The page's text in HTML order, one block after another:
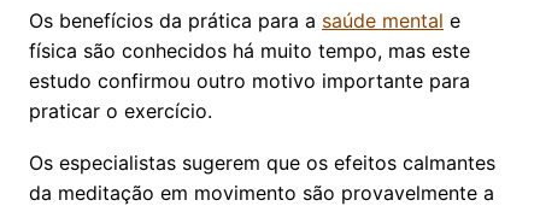
Os benefícios da prática para a saúde mental e
física são conhecidos há muito tempo, mas este
estudo confirmou outro motivo importante para
praticar o exercício.
Os especialistas sugerem que os efeitos calmantes
da meditação em movimento são provavelmente a